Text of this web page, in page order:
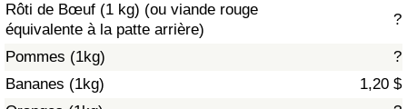
Rôti de Bœuf (1 kg) (ou viande rouge
équivalente à la patte arrière)
?
Pommes (1kg)
?
Bananes (1kg)
1,20 $
Pollution